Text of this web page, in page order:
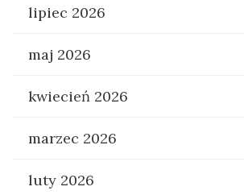
lipiec 2026
maj 2026
kwiecień 2026
marzec 2026
luty 2026